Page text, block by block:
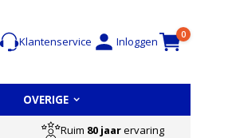
Klantenservice Inloggen
Cart
0items
OVERIGE
Ruim 80 jaarervaring